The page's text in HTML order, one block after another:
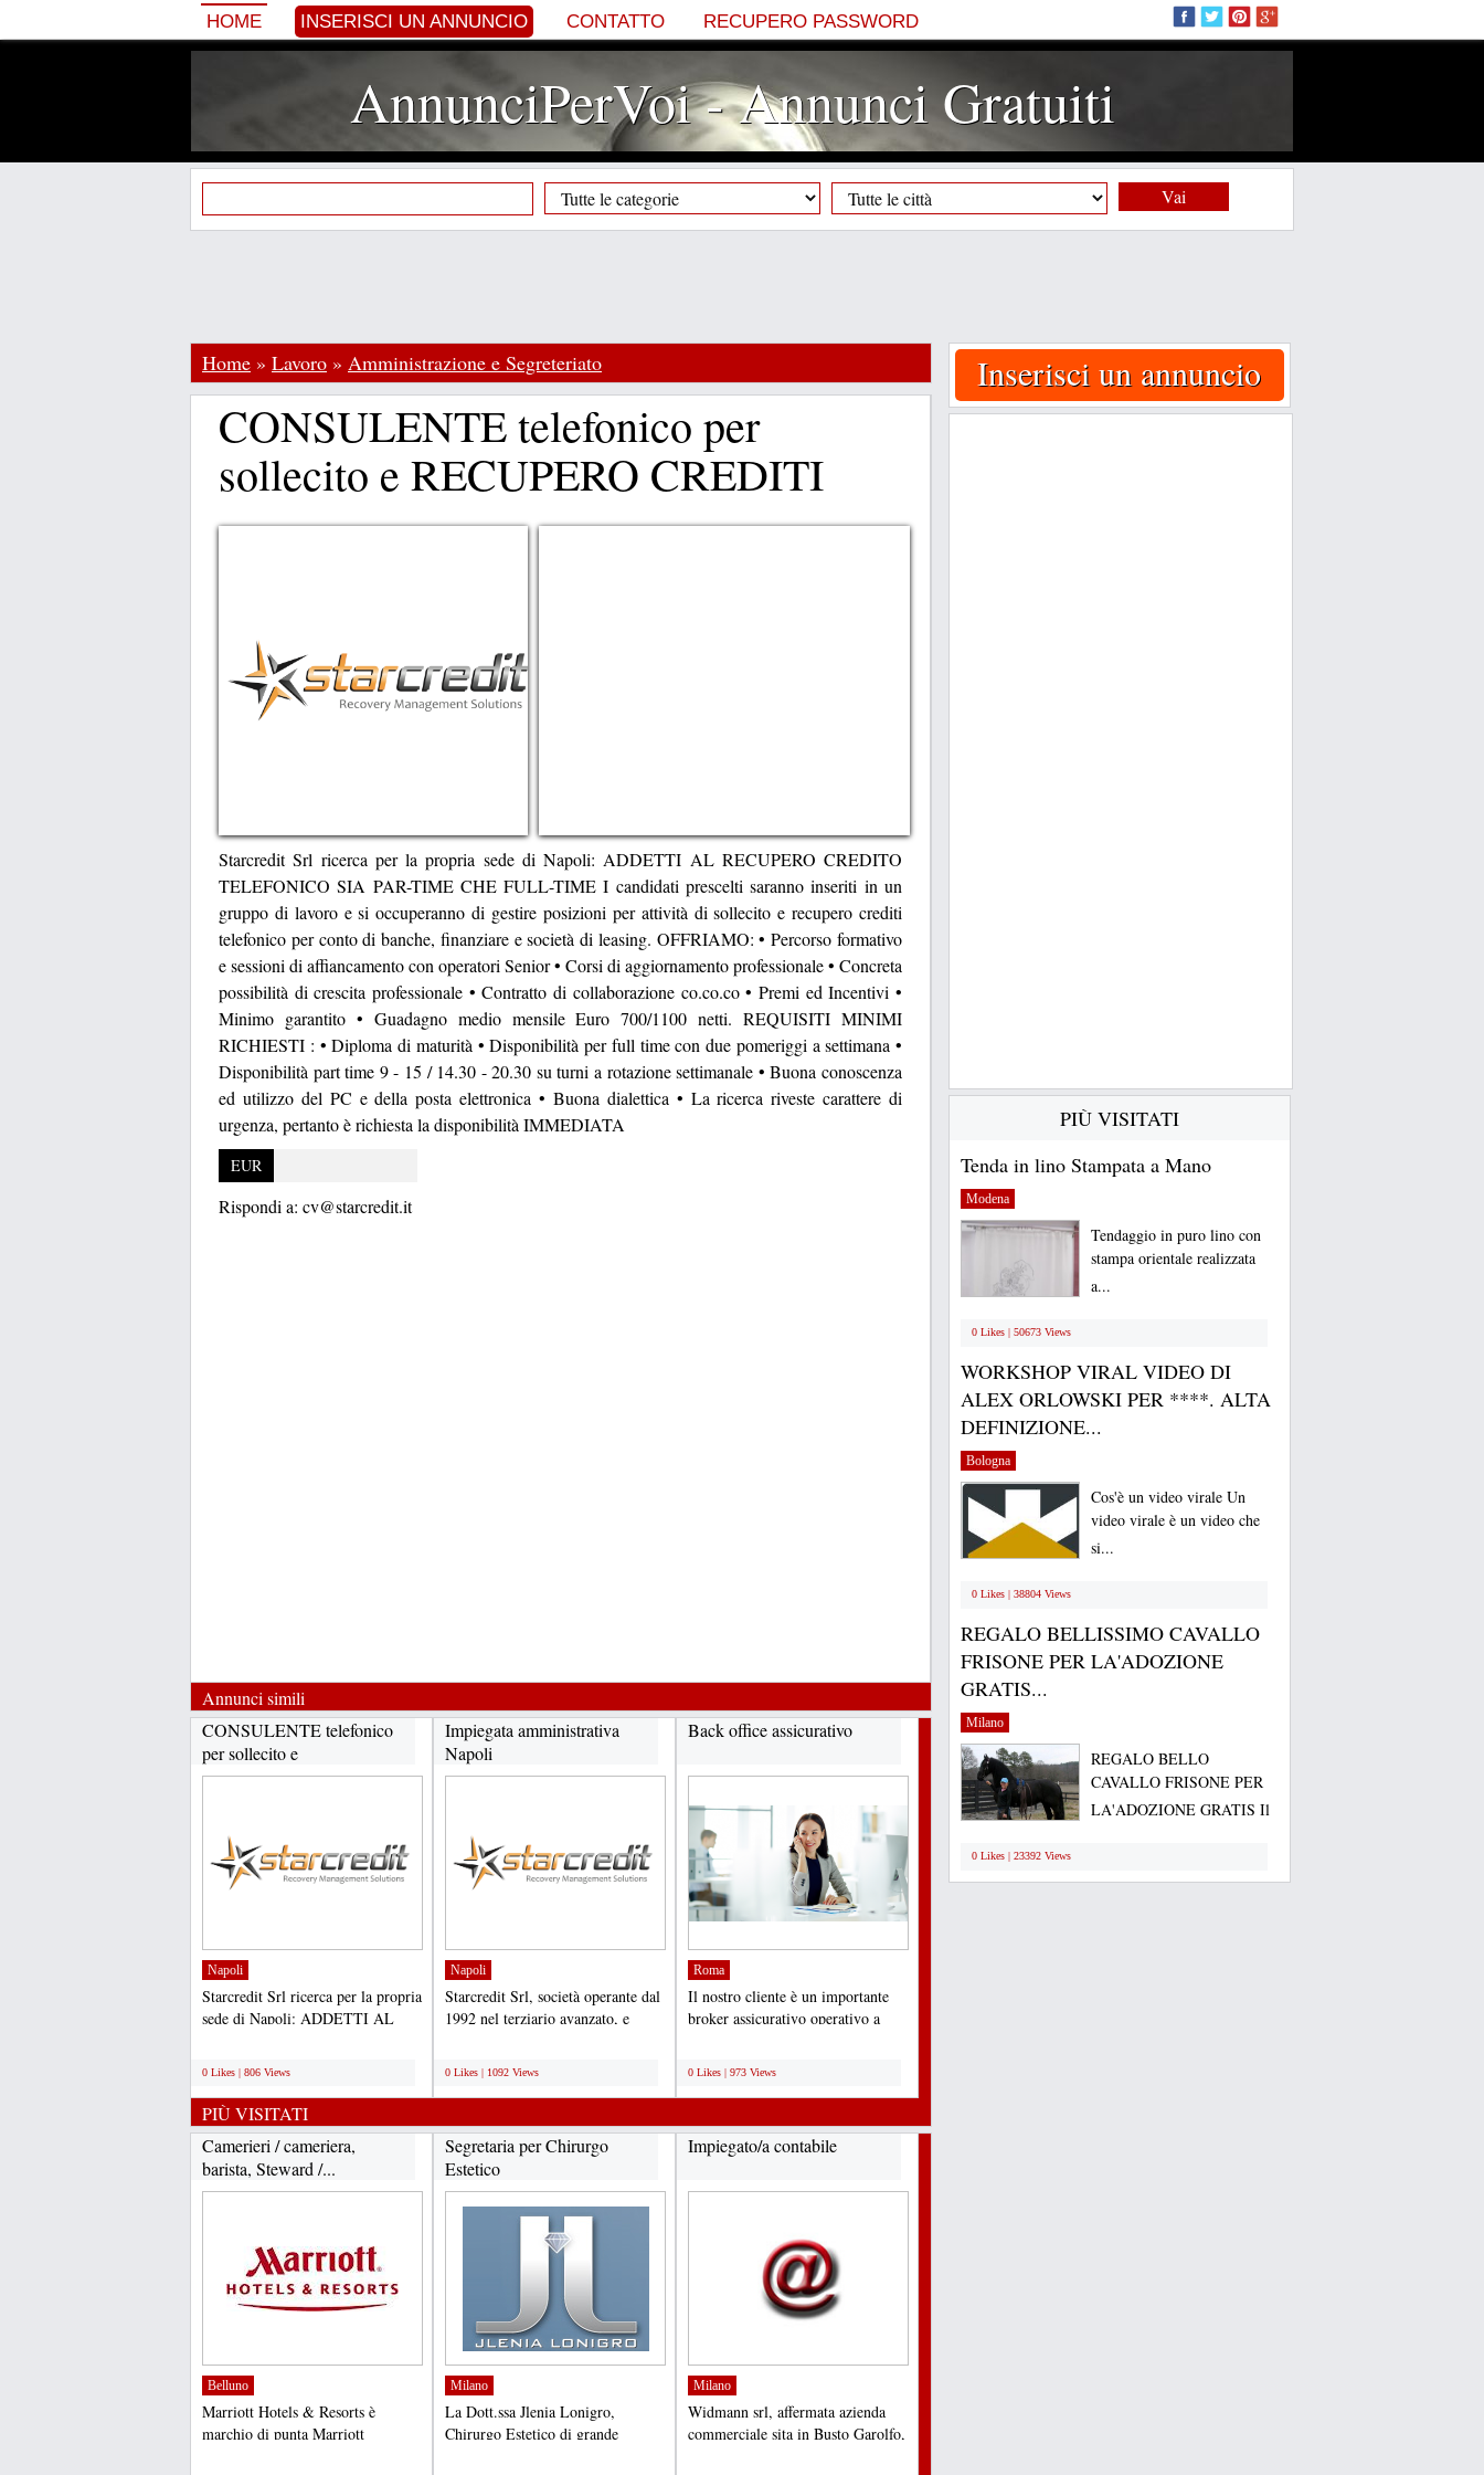
HOME INSERISCI UN ANNUNCIO CONTATTO RECUPERO PASSWORD
AnnunciPerVoi - Annunci Gratuiti
Vai
Home » Lavoro » Amministrazione e Segreteriato
CONSULENTE telefonico per
sollecito e RECUPERO CREDITI
Starcredit Srl ricerca per la propria sede di Napoli: ADDETTI AL RECUPERO CREDITO
TELEFONICO SIA PAR-TIME CHE FULL-TIME I candidati prescelti saranno inseriti in un
gruppo di lavoro e si occuperanno di gestire posizioni per attività di sollecito e recupero crediti
telefonico per conto di banche, finanziare e società di leasing. OFFRIAMO: • Percorso formativo
e sessioni di affiancamento con operatori Senior • Corsi di aggiornamento professionale • Concreta
possibilità di crescita professionale • Contratto di collaborazione co.co.co • Premi ed Incentivi •
Minimo garantito • Guadagno medio mensile Euro 700/1100 netti. REQUISITI MINIMI
RICHIESTI : • Diploma di maturità • Disponibilità per full time con due pomeriggi a settimana •
Disponibilità part time 9 - 15 / 14.30 - 20.30 su turni a rotazione settimanale • Buona conoscenza
ed utilizzo del PC e della posta elettronica • Buona dialettica • La ricerca riveste carattere di
urgenza, pertanto è richiesta la disponibilità IMMEDIATA
EUR
Rispondi a: cv@starcredit.it
Annunci simili
CONSULENTE telefonico
per sollecito e
RECUPERO...
Napoli
Starcredit Srl ricerca per la propria
sede di Napoli: ADDETTI AL
0 Likes | 806 Views
Impiegata amministrativa
Napoli
Napoli
Starcredit Srl, società operante dal
1992 nel terziario avanzato, e
0 Likes | 1092 Views
Back office assicurativo
Roma
Il nostro cliente è un importante
broker assicurativo operativo a
0 Likes | 973 Views
PIÙ VISITATI
Camerieri / cameriera,
barista, Steward /...
Belluno
Marriott Hotels & Resorts è
marchio di punta Marriott
Segretaria per Chirurgo
Estetico
Milano
La Dott.ssa Jlenia Lonigro,
Chirurgo Estetico di grande
Impiegato/a contabile
Milano
Widmann srl, affermata azienda
commerciale sita in Busto Garolfo,
Inserisci un annuncio
PIÙ VISITATI
Tenda in lino Stampata a Mano
Modena
Tendaggio in puro lino con
stampa orientale realizzata
a...
0 Likes | 50673 Views
WORKSHOP VIRAL VIDEO DI
ALEX ORLOWSKI PER ****. ALTA
DEFINIZIONE...
Bologna
Cos'è un video virale Un
video virale è un video che
si...
0 Likes | 38804 Views
REGALO BELLISSIMO CAVALLO
FRISONE PER LA'ADOZIONE
GRATIS...
Milano
REGALO BELLO
CAVALLO FRISONE PER
LA'ADOZIONE GRATIS Il
0 Likes | 23392 Views